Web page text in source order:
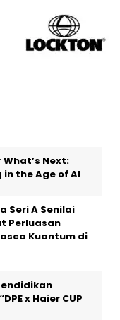
What’s Next:
in the Age of AI
Seri A Senilai
Perluasan
Kuantum di
x Haier CUP